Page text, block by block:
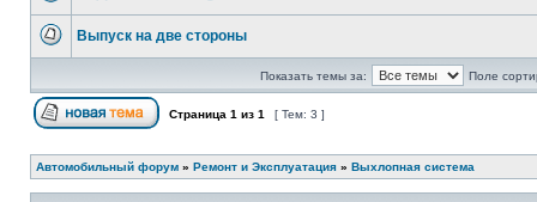
Выпуск на две стороны
Показать темы за: Поле
Страница 1 из 1 [ Тем: 3 ]
Автомобильный форум » Ремонт и Эксплуатация » Выхлопная система